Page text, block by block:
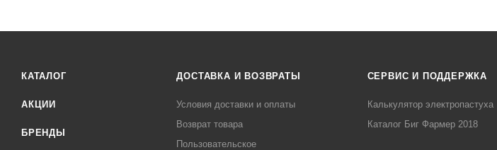
КАТАЛОГ
АКЦИИ
БРЕНДЫ
ДОСТАВКА И ВОЗВРАТЫ
Условия доставки и оплаты
Возврат товара
Пользовательское
СЕРВИС И ПОДДЕРЖКА
Калькулятор электропастуха
Каталог Биг Фармер 2018